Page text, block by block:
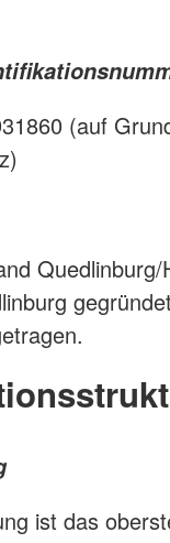
(auf
ist das